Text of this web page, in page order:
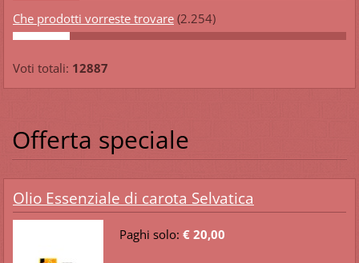
Che prodotti vorreste trovare (2.254)
Voti totali: 12887
Offerta speciale
Olio Essenziale di carota Selvatica
Paghi solo: € 20,00